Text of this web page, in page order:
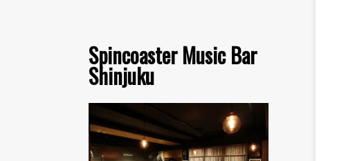
Spincoaster Music Bar
Shinjuku